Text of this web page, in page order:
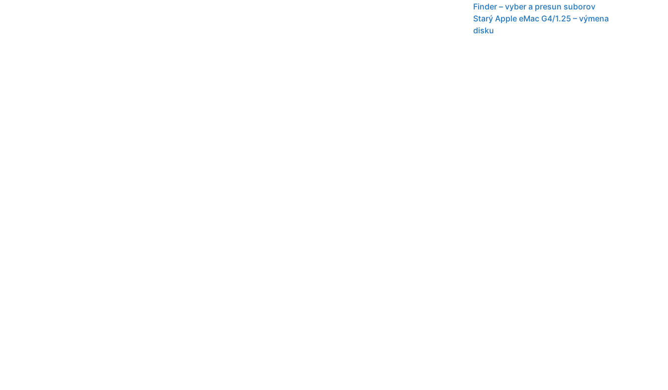
Finder – vyber a presun suborov
Starý Apple eMac G4/1.25 – výmena
disku